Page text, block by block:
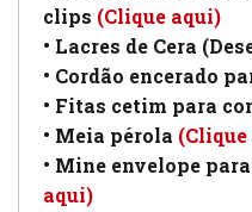
clips (Clique aqui)
• Lacres de Cera
• Cordão encerado
• Fitas cetim para
• Meia pérola
• Mine envelope
aqui)